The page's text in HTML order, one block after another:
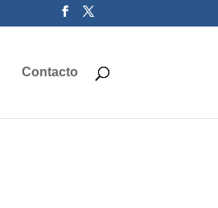
Contacto